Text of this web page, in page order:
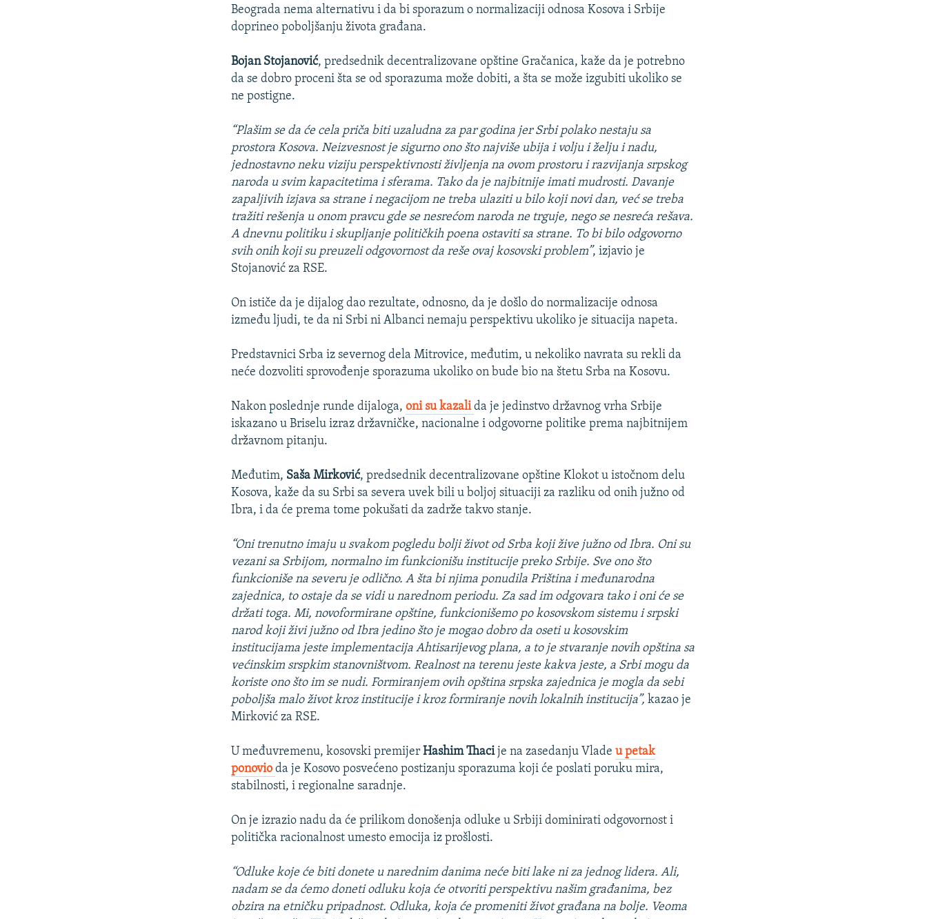
Beograda nema alternativu i da bi sporazum o normalizaciji odnosa Kosova i Srbije
doprineo poboljšanju života građana.
Bojan Stojanović, predsednik decentralizovane opštine Gračanica, kaže da je potrebno
da se dobro proceni šta se od sporazuma može dobiti, a šta se može izgubiti ukoliko se
ne postigne.
“Plašim se da će cela priča biti uzaludna za par godina jer Srbi polako nestaju sa
prostora Kosova. Neizvesnost je sigurno ono što najviše ubija i volju i želju i nadu,
jednostavno neku viziju perspektivnosti življenja na ovom prostoru i razvijanja srpskog
naroda u svim kapacitetima i sferama. Tako da je najbitnije imati mudrosti. Davanje
zapaljivih izjava sa strane i negacijom ne treba ulaziti u bilo koji novi dan, već se treba
tražiti rešenja u onom pravcu gde se nesrećom naroda ne trguje, nego se nesreća rešava.
A dnevnu politiku i skupljanje političkih poena ostaviti sa strane. To bi bilo odgovorno
svih onih koji su preuzeli odgovornost da reše ovaj kosovski problem”, izjavio je
Stojanović za RSE.
On ističe da je dijalog dao rezultate, odnosno, da je došlo do normalizacije odnosa
između ljudi, te da ni Srbi ni Albanci nemaju perspektivu ukoliko je situacija napeta.
Predstavnici Srba iz severnog dela Mitrovice, međutim, u nekoliko navrata su rekli da
neće dozvoliti sprovođenje sporazuma ukoliko on bude bio na štetu Srba na Kosovu.
Nakon poslednje runde dijaloga,oni su kazalida je jedinstvo državnog vrha Srbije
iskazano u Briselu izraz državničke, nacionalne i odgovorne politike prema najbitnijem
državnom pitanju.
Međutim, Saša Mirković, predsednik decentralizovane opštine Klokot u istočnom delu
Kosova, kaže da su Srbi sa severa uvek bili u boljoj situaciji za razliku od onih južno od
Ibra, i da će prema tome pokušati da zadrže takvo stanje.
“Oni trenutno imaju u svakom pogledu bolji život od Srba koji žive južno od Ibra. Oni su
vezani sa Srbijom, normalno im funkcionišu institucije preko Srbije. Sve ono što
funkcioniše na severu je odlično. A šta bi njima ponudila Priština i međunarodna
zajednica, to ostaje da se vidi u narednom periodu. Za sad im odgovara tako i oni će se
držati toga. Mi, novoformirane opštine, funkcionišemo po kosovskom sistemu i srpski
narod koji živi južno od Ibra jedino što je mogao dobro da oseti u kosovskim
institucijama jeste implementacija Ahtisarijevog plana, a to je stvaranje novih opština sa
većinskim srspkim stanovništvom. Realnost na terenu jeste kakva jeste, a Srbi mogu da
koriste ono što im se nudi. Formiranjem ovih opština srpska zajednica je mogla da sebi
poboljša malo život kroz institucije i kroz formiranje novih lokalnih institucija”, kazao je
Mirković za RSE.
U međuvremenu, kosovski premijerHashim Thacije na zasedanju Vladeu petak
ponovioda je Kosovo posvećeno postizanju sporazuma koji će poslati poruku mira,
stabilnosti, i regionalne saradnje.
On je izrazio nadu da će prilikom donošenja odluke u Srbiji dominirati odgovornost i
politička racionalnost umesto emocija iz prošlosti.
“Odluke koje će biti donete u narednim danima neće biti lake ni za jednog lidera. Ali,
nadam se da ćemo doneti odluku koja će otvoriti perspektivu našim građanima, bez
obzira na etničku pripadnost. Odluka, koja će promeniti život građana na bolje. Veoma